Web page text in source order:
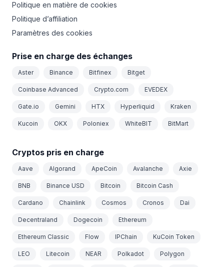
Politique en matière de cookies
Politique d’affiliation
Paramètres des cookies
Prise en charge des échanges
Aster Binance Bitfinex Bitget
Coinbase Advanced Crypto.com EVEDEX
Gate.io Gemini HTX Hyperliquid Kraken
Kucoin OKX Poloniex WhiteBIT BitMart
Cryptos pris en charge
Aave Algorand ApeCoin Avalanche Axie
BNB Binance USD Bitcoin Bitcoin Cash
Cardano Chainlink Cosmos Cronos Dai
Decentraland Dogecoin Ethereum
Ethereum Classic Flow IPChain KuCoin Token
LEO Litecoin NEAR Polkadot Polygon